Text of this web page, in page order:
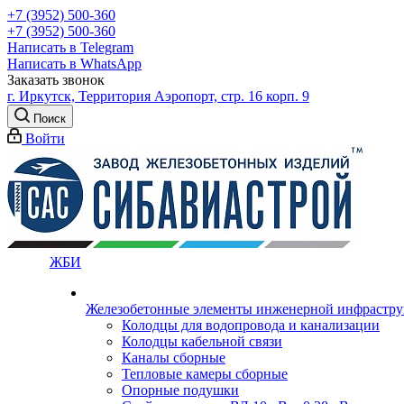
+7 (3952) 500-360
+7 (3952) 500-360
Написать в Telegram
Написать в WhatsApp
Заказать звонок
г. Иркутск, Территория Аэропорт, стр. 16 корп. 9
Поиск
Войти
ЖБИ
Железобетонные элементы инженерной
Колодцы для водопровода и канализации
Колодцы кабельной связи
Каналы сборные
Тепловые камеры сборные
Опорные подушки